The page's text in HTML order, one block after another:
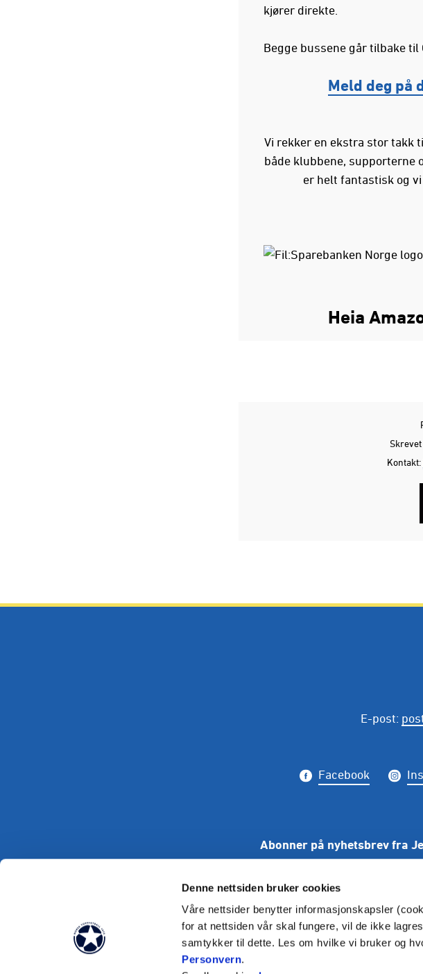
Denne nettsiden bruker cookies
Våre nettsider benytter informasjonskapsler
for at nettsiden vår skal fungere, vil de ikke
samtykker til dette. Les om hvilke vi bruker og
Personvern.
kjører direkte.
Begge bussene går tilbake
Meld deg på
Vi rekker en ekstra stor takk
både klubbene, supporterne
er helt fantastisk og
Heia
Kontakt:
E-post:
Facebook
Abonner på nyhetsbrev fra